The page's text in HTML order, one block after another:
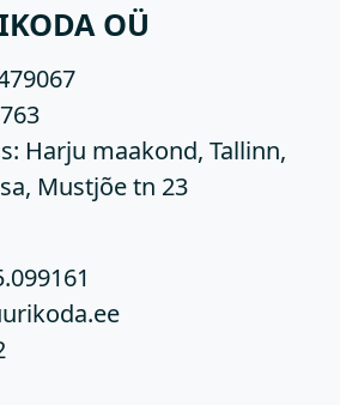
OÜ
Harju maakond, Tallinn,
Mustjõe tn 23